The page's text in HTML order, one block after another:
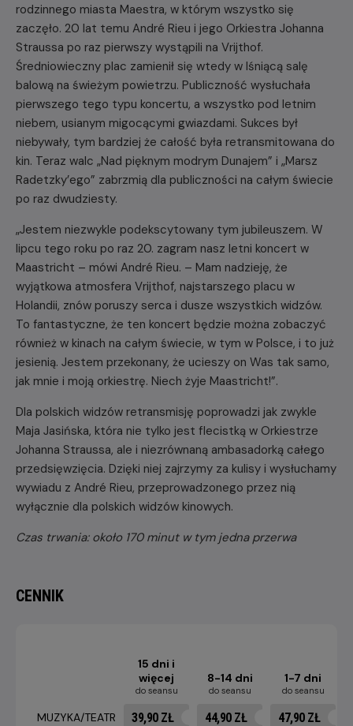
rodzinnego miasta Maestra, w którym wszystko się
zaczęło. 20 lat temu André Rieu i jego Orkiestra Johanna
Straussa po raz pierwszy wystąpili na Vrijthof.
Średniowieczny plac zamienił się wtedy w lśniącą salę
balową na świeżym powietrzu. Publiczność wysłuchała
pierwszego tego typu koncertu, a wszystko pod letnim
niebem, usianym migocącymi gwiazdami. Sukces był
niebywały, tym bardziej że całość była retransmitowana do
kin. Teraz walc „Nad pięknym modrym Dunajem” i „Marsz
Radetzky’ego” zabrzmią dla publiczności na całym świecie
po raz dwudziesty.
„Jestem niezwykle podekscytowany tym jubileuszem. W
lipcu tego roku po raz 20. zagram nasz letni koncert w
Maastricht – mówi André Rieu. – Mam nadzieję, że
wyjątkowa atmosfera Vrijthof, najstarszego placu w
Holandii, znów poruszy serca i dusze wszystkich widzów.
To fantastyczne, że ten koncert będzie można zobaczyć
również w kinach na całym świecie, w tym w Polsce, i to już
jesienią. Jestem przekonany, że ucieszy on Was tak samo,
jak mnie i moją orkiestrę. Niech żyje Maastricht!”.
Dla polskich widzów retransmisję poprowadzi jak zwykle
Maja Jasińska, która nie tylko jest flecistką w Orkiestrze
Johanna Straussa, ale i niezrównaną ambasadorką całego
przedsięwzięcia. Dzięki niej zajrzymy za kulisy i wysłuchamy
wywiadu z André Rieu, przeprowadzonego przez nią
wyłącznie dla polskich widzów kinowych.
Czas trwania: około 170 minut w tym jedna przerwa
CENNIK
15 dni i
więcej
do seansu
8-14 dni
do seansu
1-7 dni
do seansu
MUZYKA/TEATR 39,90 ZŁ 44,90 ZŁ 47,90 ZŁ